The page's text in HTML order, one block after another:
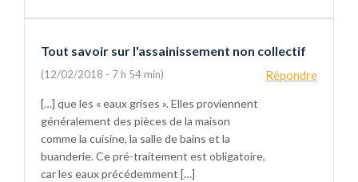
Tout savoir sur l'assainissement non collectif
Répondre
(12/02/2018 - 7 h 54 min)
[…] que les « eaux grises ». Elles proviennent
généralement des pièces de la maison
comme la cuisine, la salle de bains et la
buanderie. Ce pré-traitement est obligatoire,
car les eaux précédemment […]